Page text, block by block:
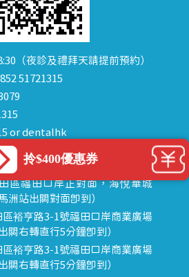
（夜診及禮拜天請提前預約）
51721315
or dentalhk
拱北中建商業大廈 15樓（迎賓廣
8分鐘直達
區福田口岸正對面，海悅華城
洲站出關對面即到）
裕亨路3-1號福田口岸商業廣場
關右轉直行5分鐘即到）
裕亨路3-1號福田口岸商業廣場
關右轉直行5分鐘即到）
拎$400優惠券